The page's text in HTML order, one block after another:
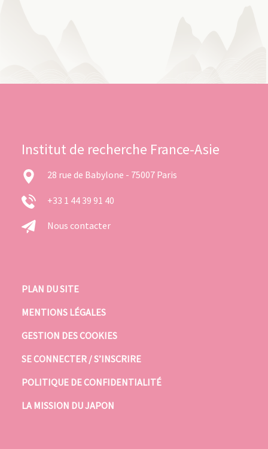
Institut de recherche France-Asie
28 rue de Babylone - 75007 Paris
+33 1 44 39 91 40
Nous contacter
PLAN DU SITE
MENTIONS LÉGALES
GESTION DES COOKIES
SE CONNECTER / S’INSCRIRE
POLITIQUE DE CONFIDENTIALITÉ
LA MISSION DU JAPON